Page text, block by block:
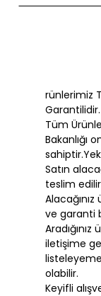
rünlerimiz
Garantilidir.
Tüm
Bakanlığı
Satın
teslim
ve garanti
iletişime
olabilir.
Keyifli